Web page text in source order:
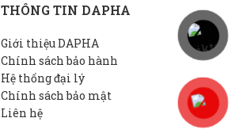
THÔNG TIN DAPHA
Giới thiệu DAPHA
Chính sách bảo hành
Hệ thống đại lý
Chính sách bảo mật
Liên hệ